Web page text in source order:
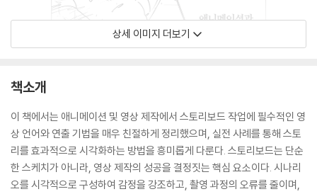
상세 이미지 더보기
책소개
이 책에서는 애니메이션 및 영상 제작에서 스토리보드 작업에 필수적인 영
상 언어와 연출 기법을 매우 친절하게 정리했으며, 실전 사례를 통해 스토
리를 효과적으로 시각화하는 방법을 흥미롭게 다룬다. 스토리보드는 단순
한 스케치가 아니라, 영상 제작의 성공을 결정짓는 핵심 요소이다. 시나리
오를 시각적으로 구성하여 감정을 강조하고, 촬영 과정의 오류를 줄이며,